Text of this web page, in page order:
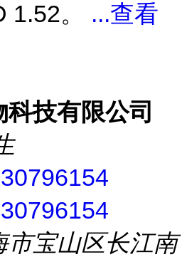
1.52。 ...查看
技有限公司
市宝山区长江南